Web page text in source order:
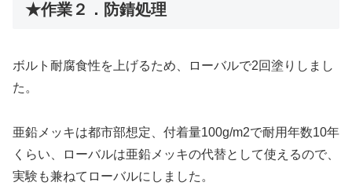
★作業２．防錆処理
ボルト耐腐食性を上げるため、ローバルで2回塗りしまし
た。
亜鉛メッキは都市部想定、付着量100g/m2で耐用年数10年
くらい、ローバルは亜鉛メッキの代替として使えるので、
実験も兼ねてローバルにしました。